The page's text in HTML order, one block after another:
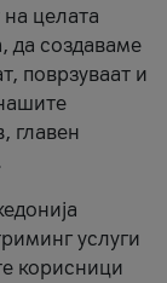
целата
да создаваме
поврзуваат и
главен
услуги
корисници